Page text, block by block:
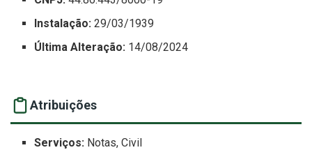
Instalação: 29/03/1939
Última Alteração: 14/08/2024
Atribuições
Serviços: Notas, Civil